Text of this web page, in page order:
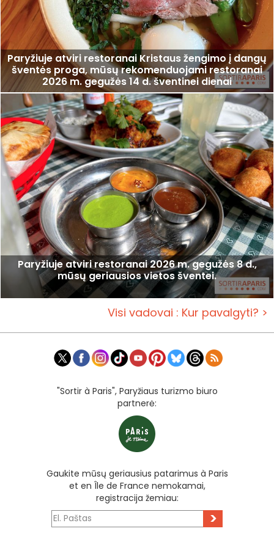
Paryžiuje atviri restoranai Kristaus žengimo į dangų
šventės proga, mūsų rekomenduojami restoranai
2026 m. gegužės 14 d. šventinei dienai
Paryžiuje atviri restoranai 2026 m. gegužės 8 d.,
mūsų geriausios vietos šventei.
Visi vadovai : Kur pavalgyti? >
"Sortir à Paris", Paryžiaus turizmo biuro
partnerė:
Gaukite mūsų geriausius patarimus à Paris
et en Île de France nemokamai,
registracija žemiau:
>